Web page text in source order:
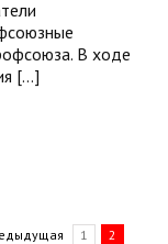
В ходе
[...]
1 2